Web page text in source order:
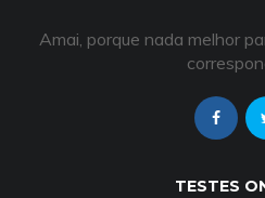
Amai, porque nada melhor
TESTES